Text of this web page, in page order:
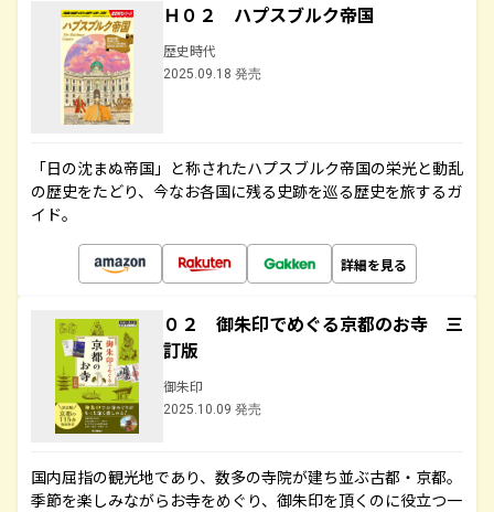
Ｈ０２ ハプスブルク帝国
歴史時代
2025.09.18 発売
「日の沈まぬ帝国」と称されたハプスブルク帝国の栄光と動乱
の歴史をたどり、今なお各国に残る史跡を巡る歴史を旅するガ
イド。
詳細を見る
０２ 御朱印でめぐる京都のお寺 三
訂版
御朱印
2025.10.09 発売
国内屈指の観光地であり、数多の寺院が建ち並ぶ古都・京都。
季節を楽しみながらお寺をめぐり、御朱印を頂くのに役立つ一